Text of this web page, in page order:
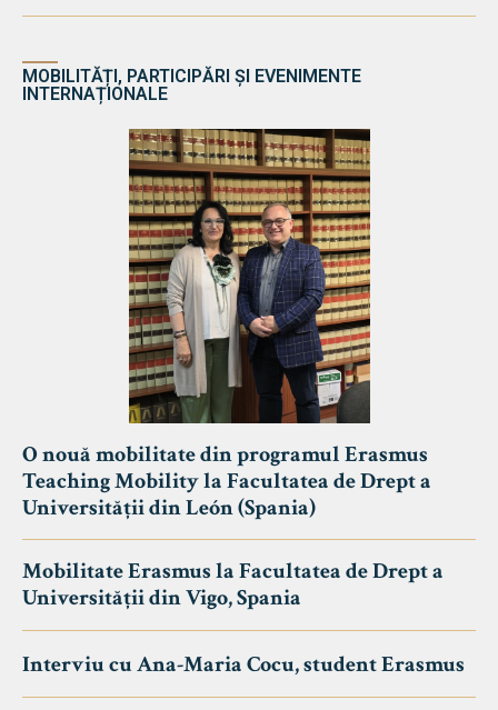
MOBILITĂȚI, PARTICIPĂRI ȘI EVENIMENTE
INTERNAȚIONALE
O nouă mobilitate din programul Erasmus
Teaching Mobility la Facultatea de Drept a
Universității din León (Spania)
Mobilitate Erasmus la Facultatea de Drept a
Universității din Vigo, Spania
Interviu cu Ana-Maria Cocu, student Erasmus